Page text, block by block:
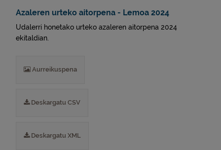
Azaleren urteko aitorpena - Lemoa 2024
Udalerri honetako urteko azaleren aitorpena 2024
ekitaldian.
Aurreikuspena
Deskargatu CSV
Deskargatu XML